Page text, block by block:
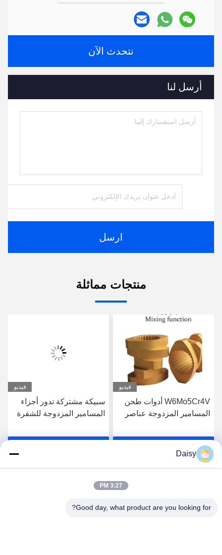
نتحدث الآن
أرسل لنا
ارسل
منتجات مماثلة
فيديو
W6Mo5Cr4V أدوات طحن
المسامير المزدوجة عناصر
الصناعي
احصل على أفضل سعر
فيديو
سبيكة مشتركة تدور أجزاء
المسامير المزدوجة للشفرة
Daisy
3:27 PM
Good day, what product are you looking for?